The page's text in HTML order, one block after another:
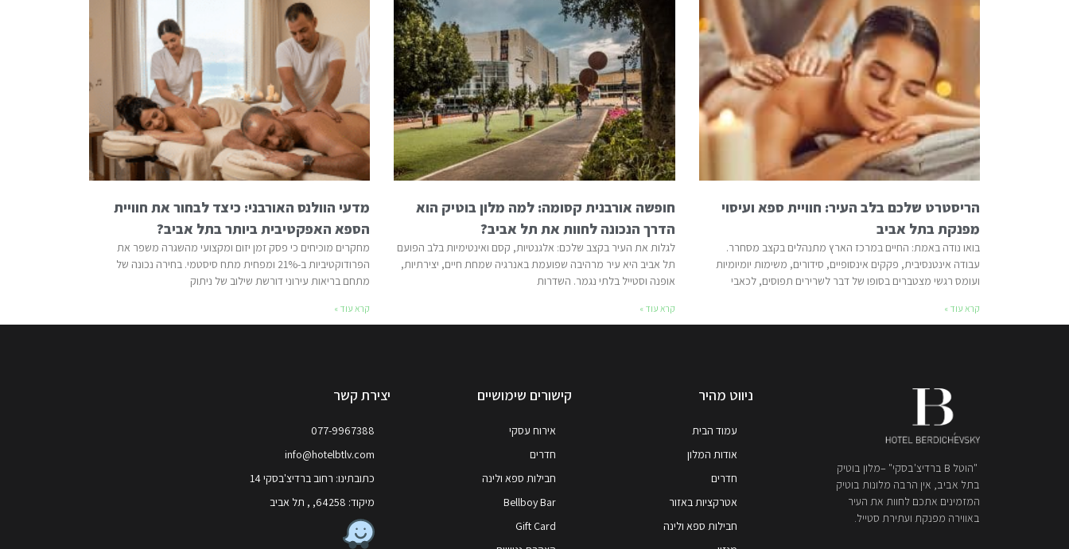
הריסטרט שלכם בלב העיר: חוויית ספא ועיסוי
מפנקת בתל אביב
בואו נודה באמת: החיים במרכז הארץ מתנהלים בקצב מסחרר.
עבודה אינטנסיבית, פקקים אינסופיים, סידורים, משימות יומיומיות
ועומס רגשי מצטברים בסופו של דבר לשרירים תפוסים, לכאבי
קרא עוד »
חופשה אורבנית קסומה: למה מלון בוטיק הוא
הדרך הנכונה לחוות את תל אביב?
לגלות את העיר בקצב שלכם: אלגנטיות, קסם ואינטימיות בלב הפועם
תל אביב היא עיר מרהיבה שפועמת באנרגיה שמחת חיים, יצירתיות,
אופנה וסטייל בלתי נגמר. השדרות
קרא עוד »
מדעי הוולנס האורבני: כיצד לבחור את חוויית
הספא האפקטיבית ביותר בתל אביב?
מחקרים מוכיחים כי פסק זמן יזום ומקצועי מהשגרה משפר את
הפרודוקטיביות ב-21% ומפחית מתח סיסטמי. בחירה נכונה של
מתחם בריאות עירוני דורשת שילוב של ניתוק
קרא עוד »
"הוטל B ברדיצ'בסקי" –מלון בוטיק
בתל אביב, אין הרבה מלונות בוטיק
המזמינים אתכם לחוות את העיר
באווירה מפנקת ועתירת סטייל.
ניווט מהיר
עמוד הבית
אודות המלון
חדרים
אטרקציות באזור
חבילות ספא ולינה
קישורים שימושיים
אירוח עסקי
חדרים
חבילות ספא ולינה
Bellboy Bar
Gift Card
יצירת קשר
077-9967388
info@hotelbtlv.com
כתובתינו: רחוב ברדיצ'בסקי 14
מיקוד: 64258, , תל אביב